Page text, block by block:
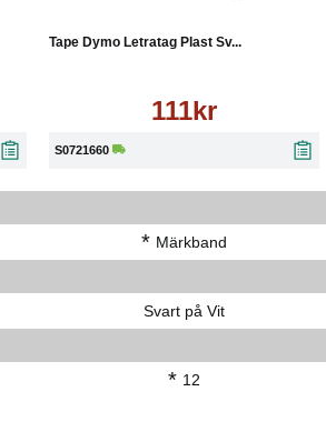
Tape Dymo Letratag Plast Sv...
111kr
S0721660
* Märkband
Svart på Vit
* 12